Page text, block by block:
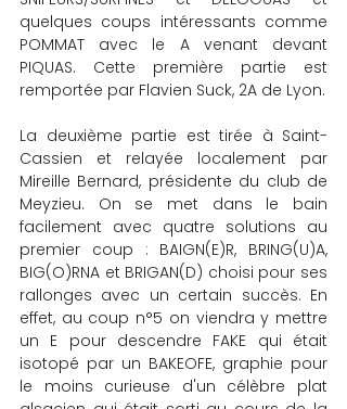
quelques coups intéressants comme
POMMAT avec le A venant devant
PIQUAS. Cette première partie est
remportée par Flavien Suck, 2A de Lyon.
La deuxième partie est tirée à Saint-
Cassien et relayée localement par
Mireille Bernard, présidente du club de
Meyzieu. On se met dans le bain
facilement avec quatre solutions au
premier coup : BAIGN(E)R, BRING(U)A,
BIG(O)RNA et BRIGAN(D) choisi pour ses
rallonges avec un certain succès. En
effet, au coup n°5 on viendra y mettre
un E pour descendre FAKE qui était
isotopé par un BAKEOFE, graphie pour
le moins curieuse d'un célèbre plat